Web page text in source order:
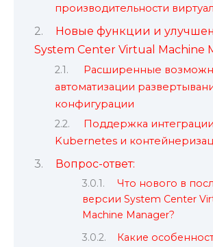
производительности
Новые функции и
System Center Virtual Machine
Расширенные
автоматизации
конфигурации
Поддержка
Kubernetes и
Вопрос-ответ:
Что нового в
версии System Center
Machine Manager?
Какие